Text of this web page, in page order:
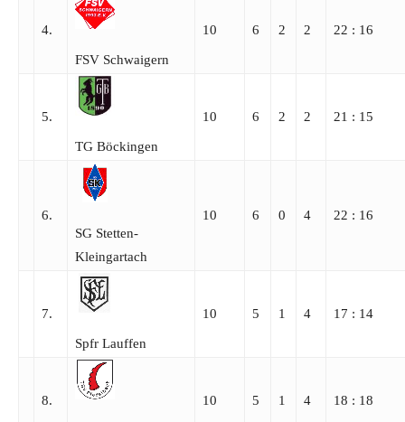
4.
FSV Schwaigern
10 6 2 2 22 : 16
5.
TG Böckingen
10 6 2 2 21 : 15
6.
SG Stetten-
Kleingartach
10 6 0 4 22 : 16
7.
Spfr Lauffen
10 5 1 4 17 : 14
8. 10 5 1 4 18 : 18